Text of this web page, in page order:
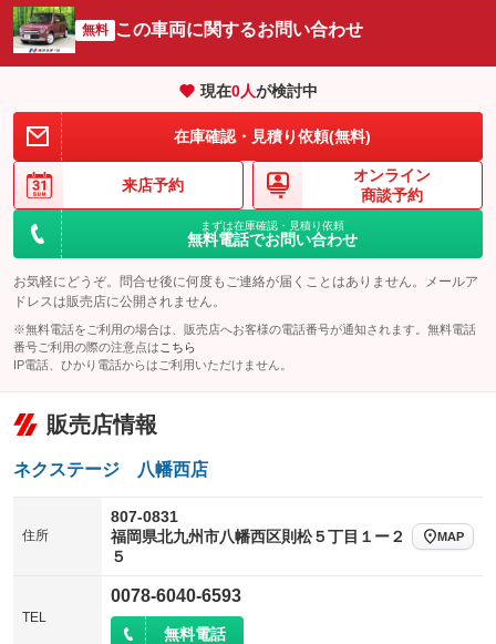
サイドカメラ
：装備なし ルーフレール
：装備なし
：装備なし
：装備なし
無料 この車両に関するお問い合わせ
現在0人が検討中
在庫確認・見積り依頼(無料)
来店予約
オンライン
商談予約
まずは在庫確認・見積り依頼
無料電話でお問い合わせ
お気軽にどうぞ。問合せ後に何度もご連絡が届くことはありません。メールア
ドレスは販売店に公開されません。
※無料電話をご利用の場合は、販売店へお客様の電話番号が通知されます。無料電話
番号ご利用の際の注意点は こちら
IP電話、ひかり電話からはご利用いただけません。
販売店情報
ネクステージ 八幡西店
住所
807-0831
福岡県北九州市八幡西区則松５丁目１ー２
５
MAP
TEL
0078-6040-6593
無料電話